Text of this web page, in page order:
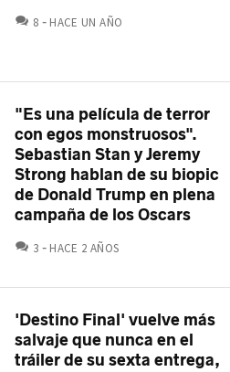
8 COMENTARIOS
HACE UN AÑO
"Es una película de terror
con egos monstruosos".
Sebastian Stan y Jeremy
Strong hablan de su biopic
de Donald Trump en plena
campaña de los Oscars
3 COMENTARIOS
HACE 2 AÑOS
'Destino Final' vuelve más
salvaje que nunca en el
tráiler de su sexta entrega,